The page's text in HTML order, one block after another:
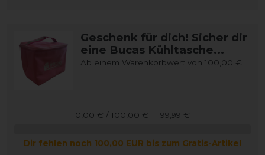
Geschenk für dich! Sicher dir
eine Bucas Kühltasche...
Ab einem Warenkorbwert von 100,00 €
0,00 € / 100,00 € – 199,99 €
Dir fehlen noch 100,00 EUR bis zum Gratis-Artikel